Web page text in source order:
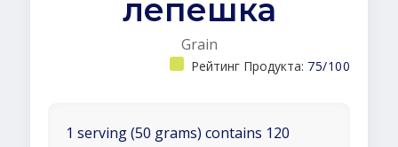
лепешка
Grain
Рейтинг Продукта: 75/100
1 serving (50 grams) contains 120